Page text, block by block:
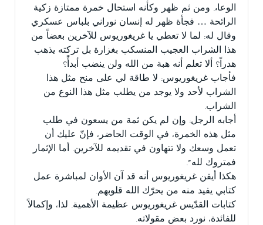
الوعاء. ومن ثم ظهر وكأنه استحال خمرة ممتازة زكية
الرائحة … فجأة ظهر له إنسان نوراني بلباس عسكري
وقال له: لما لا تعطي يا غريغوريوس للآخرين بعضاً من
هذا الشراب العجيب المنسكب بغزارة بل تركته يذهب
هدراً؟ ألا تعلم أنه هبة من الله ولن ينضب أبدأً؟
فأجاب غريغوريوس: لا طاقة لي على منح مثل هذا
الشراب لأحد ولا يوجد من يطلب مثل هذا النوع من
الشراب.
أجابه الرجل: وإن لم يكن ثمة من يسعون في طلب
مثل هذه الخمرة، في الوقت الحاضر، فإنّ عليك أن
تعمل وسعك ولا تتهاون في تقديمه للآخرين. أما الإثمار
فمتروك لله”.
هكذا أيقن غريغوريوس أنه قد آن الأوان لمباشرة عمل
كتابي يفيد منه من يحرّك الله قلوبهم.
كتابات القدّيس غريغوريوس عظيمة الأهمية. لذا، وإكمالاً
للفائدة، نورد بعض مقولاته.